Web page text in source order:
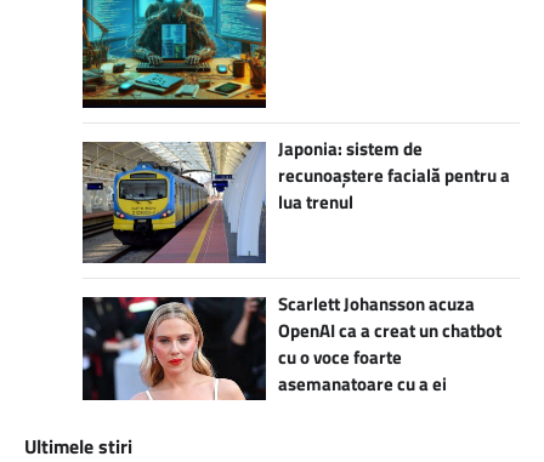
Japonia: sistem de
recunoaștere facială pentru a
lua trenul
Scarlett Johansson acuza
OpenAI ca a creat un chatbot
cu o voce foarte
asemanatoare cu a ei
Ultimele stiri